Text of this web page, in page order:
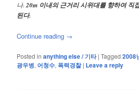
나.20m 이내의 근거리 시위대를 향하여 직
된다.
Continue reading →
Posted in anything else / 기타 |Tagged 2008
광우병, 어청수, 폭력경찰 | Leave a reply